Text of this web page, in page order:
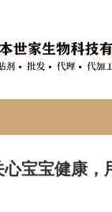
宝宝健康，